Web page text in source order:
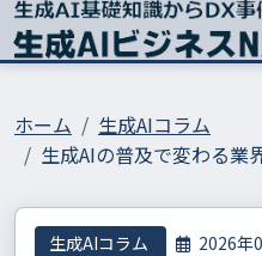
ホーム
生成AIコラム
生成AIの普及で変わる業
生成AIコラム 2026年